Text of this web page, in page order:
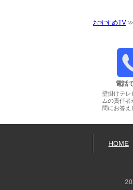
おすすめTV
電話
壁掛けテレ
ムの責任者
問にお答え
HOME